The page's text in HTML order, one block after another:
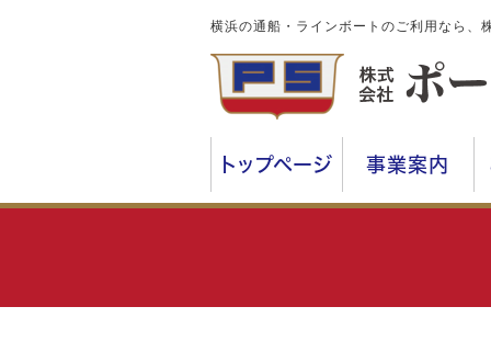
横浜の通船・ラインボートのご利用なら、
トップページ 事業案内